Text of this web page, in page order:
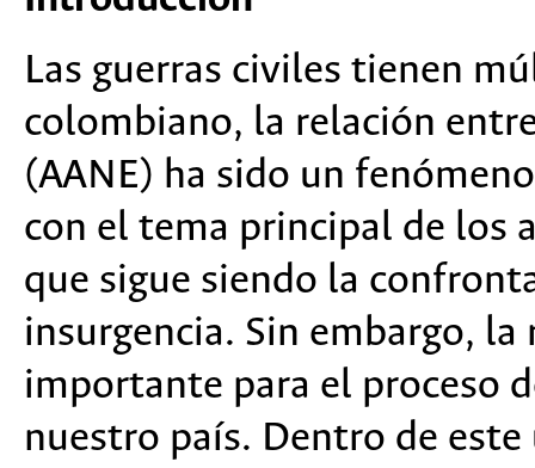
Las guerras civiles tienen
colombiano, la relación
(AANE) ha sido un
con el tema principal de los
que sigue siendo la
insurgencia. Sin embargo,
importante para el proceso
nuestro país. Dentro de